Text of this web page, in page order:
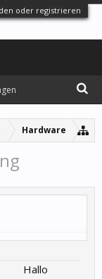
oder registrieren
Hardware
Hallo